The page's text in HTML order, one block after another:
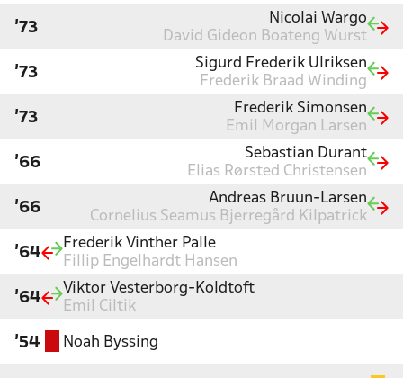
'73
Nicolai Wargo
David Gideon Boateng Wurst
'73
Sigurd Frederik Ulriksen
Frederik Braad Winding
'73
Frederik Simonsen
Emil Morgan Larsen
'66
Sebastian Durant
Elias Rørsted Christensen
'66
Andreas Bruun-Larsen
Cornelius Seamus Bjerregård Kilpatrick
'64
Frederik Vinther Palle
Fillip Engelhardt Hansen
'64
Viktor Vesterborg-Koldtoft
Emil Ciltik
'54 Noah Byssing